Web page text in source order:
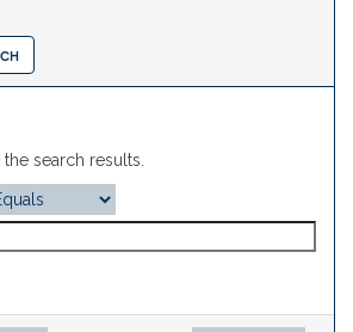
search results.